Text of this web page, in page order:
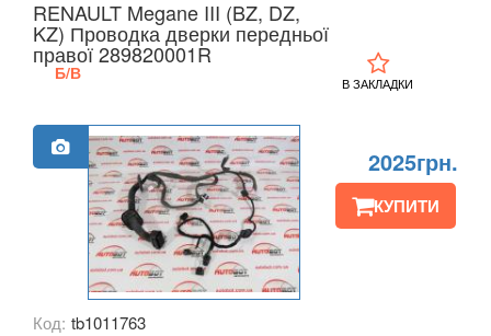
KIA
LANCIA
LAND ROVER
LEXUS keyboard_arrow_down
keyboard_arrow_down
MASERATI
MAZDA
RENAULT Megane III (BZ, DZ,
KZ) Проводка дверки передньої
правої 289820001R
Б/В
2025грн.
КУПИТИ
В ЗАКЛАДКИ
Код: tb1011763